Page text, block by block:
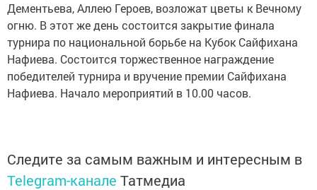
Дементьева, Аллею Героев, возложат цветы к Вечному
огню. В этот же день состоится закрытие финала
турнира по национальной борьбе на Кубок Сайфихана
Нафиева. Состоится торжественное награждение
победителей турнира и вручение премии Сайфихана
Нафиева. Начало мероприятий в 10.00 часов.
Следите за самым важным и интересным в
Telegram-канале Татмедиа